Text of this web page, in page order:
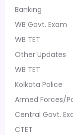
Banking
WB Govt. Exam
WB TET
Other Updates
WB TET
Kolkata Police
Armed Forces/
Central Govt.
CTET